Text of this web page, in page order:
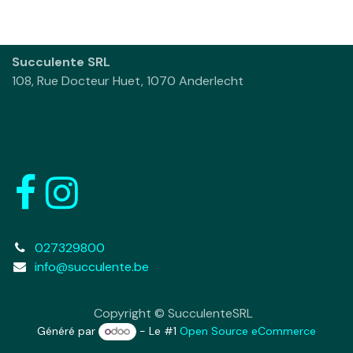
Succulente SRL
108, Rue Docteur Huet, 1070 Anderlecht
027329800
info@succulente.be
Copyright © SucculenteSRL
Généré par - Le #1Open Source eCommerce